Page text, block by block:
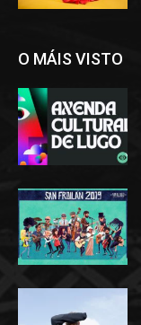
O MÁIS VISTO